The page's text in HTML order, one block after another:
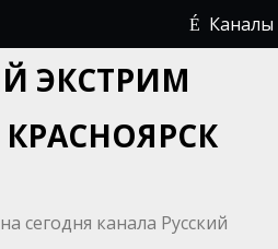
Каналы
ЭКСТРИМ